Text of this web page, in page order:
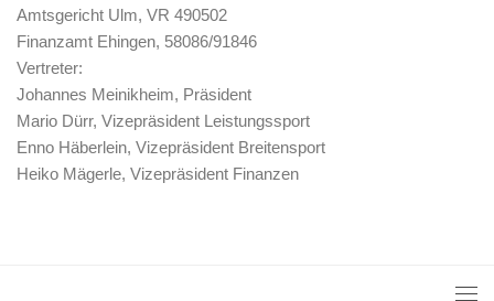
Amtsgericht Ulm, VR 490502
Finanzamt Ehingen, 58086/91846
Vertreter:
Johannes Meinikheim, Präsident
Mario Dürr, Vizepräsident Leistungssport
Enno Häberlein, Vizepräsident Breitensport
Heiko Mägerle, Vizepräsident Finanzen